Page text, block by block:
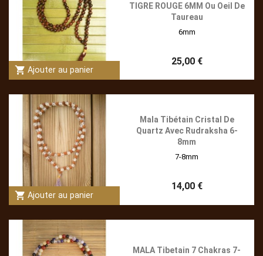
shopping_cart Ajouter au panier
TIGRE ROUGE 6MM Ou Oeil De
Taureau
6mm
25,00 €
shopping_cart Ajouter au panier
Mala Tibétain Cristal De
Quartz Avec Rudraksha 6-
8mm
7-8mm
14,00 €
MALA Tibetain 7 Chakras 7-